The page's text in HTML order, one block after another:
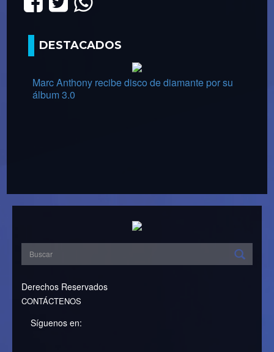
DESTACADOS
Marc Anthony recibe disco de diamante por su
álbum 3.0
Derechos Reservados
CONTÁCTENOS
Síguenos en: